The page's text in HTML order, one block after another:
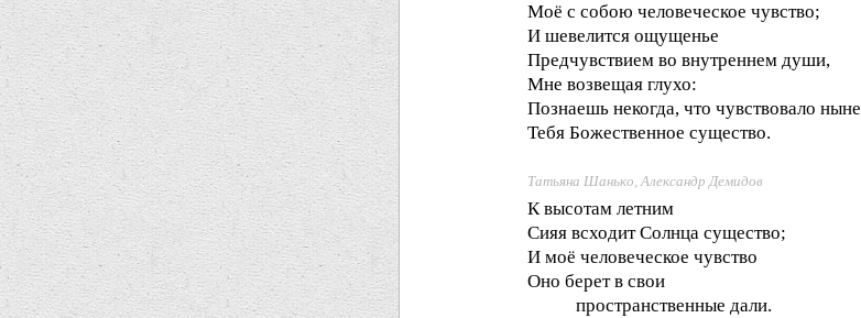
Моё с собою человеческое чувство;
И шевелится ощущенье
Предчувствием во внутреннем души,
Мне возвещая глухо:
Познаешь некогда, что чувствовало ныне
Тебя Божественное существо.
Татьяна Шанько, Александр Демидов
К высотам летним
Сияя всходит Солнца существо;
И моё человеческое чувство
Оно берет в свои
пространственные дали.